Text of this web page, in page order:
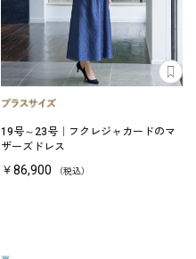
19号～23号｜フクレジャカードのマ
ザーズドレス
￥86,900 （税込）